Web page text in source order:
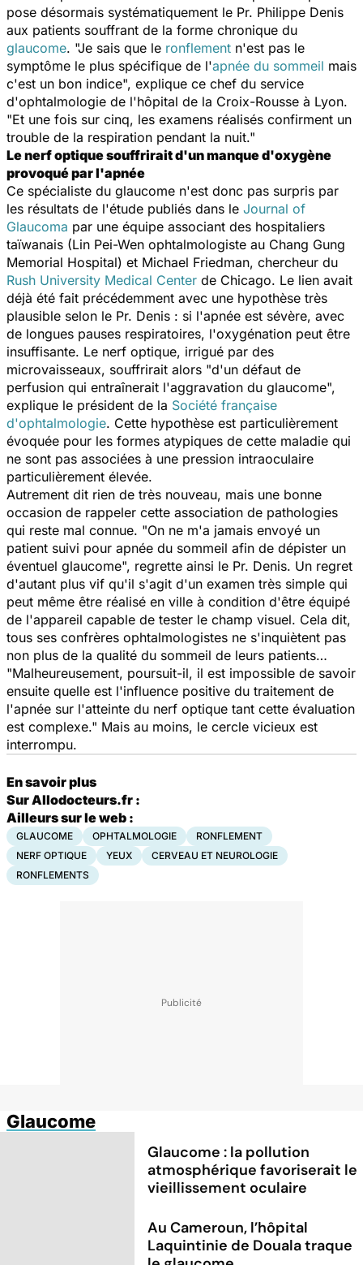
pose désormais systématiquement le Pr. Philippe Denis
aux patients souffrant de la forme chronique du
glaucome. "Je sais que le ronflement n'est pas le
symptôme le plus spécifique de l'apnée du sommeil mais
c'est un bon indice", explique ce chef du service
d'ophtalmologie de l'hôpital de la Croix-Rousse à Lyon.
"Et une fois sur cinq, les examens réalisés confirment un
trouble de la respiration pendant la nuit."
Le nerf optique souffrirait d'un manque d'oxygène
provoqué par l'apnée
Ce spécialiste du glaucome n'est donc pas surpris par
les résultats de l'étude publiés dans le Journal of
Glaucoma par une équipe associant des hospitaliers
taïwanais (Lin Pei-Wen ophtalmologiste au Chang Gung
Memorial Hospital) et Michael Friedman, chercheur du
Rush University Medical Center de Chicago. Le lien avait
déjà été fait précédemment avec une hypothèse très
plausible selon le Pr. Denis : si l'apnée est sévère, avec
de longues pauses respiratoires, l'oxygénation peut être
insuffisante. Le nerf optique, irrigué par des
microvaisseaux, souffrirait alors "d'un défaut de
perfusion qui entraînerait l'aggravation du glaucome",
explique le président de la Société française
d'ophtalmologie. Cette hypothèse est particulièrement
évoquée pour les formes atypiques de cette maladie qui
ne sont pas associées à une pression intraoculaire
particulièrement élevée.
Autrement dit rien de très nouveau, mais une bonne
occasion de rappeler cette association de pathologies
qui reste mal connue. "On ne m'a jamais envoyé un
patient suivi pour apnée du sommeil afin de dépister un
éventuel glaucome", regrette ainsi le Pr. Denis. Un regret
d'autant plus vif qu'il s'agit d'un examen très simple qui
peut même être réalisé en ville à condition d'être équipé
de l'appareil capable de tester le champ visuel. Cela dit,
tous ses confrères ophtalmologistes ne s'inquiètent pas
non plus de la qualité du sommeil de leurs patients…
"Malheureusement, poursuit-il, il est impossible de savoir
ensuite quelle est l'influence positive du traitement de
l'apnée sur l'atteinte du nerf optique tant cette évaluation
est complexe." Mais au moins, le cercle vicieux est
interrompu.
En savoir plus
Sur Allodocteurs.fr :
Ailleurs sur le web :
GLAUCOME OPHTALMOLOGIE
RONFLEMENT
NERF OPTIQUE
YEUX
CERVEAU ET NEUROLOGIE
RONFLEMENTS
Glaucome
Glaucome : la pollution
atmosphérique favoriserait le
vieillissement oculaire
Au Cameroun, l’hôpital
Laquintinie de Douala traque